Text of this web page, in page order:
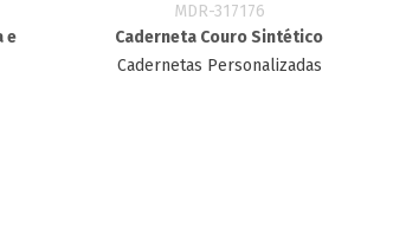
e
MDR-317176
Caderneta Couro Sintético
Cadernetas Personalizadas